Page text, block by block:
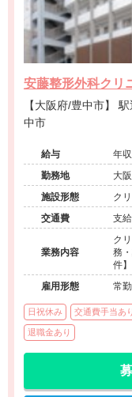
安藤整形外科クリ
【大阪府/豊中市】 駅近！外来クリニックでのお仕事です＠豊
中市
給与
勤務地
大
施設形態
ク
交通費
支
業務内容
ク
務
件
雇用形態
常勤
日祝休み 交通費手当あり
退職金あり